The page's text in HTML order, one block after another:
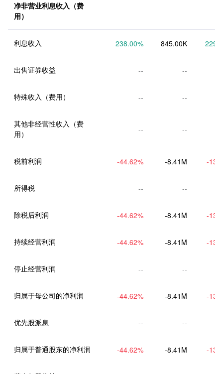
净非营业利息收入（费
用）
利息收入 238.00% 845.00K
出售证券收益 -- --
特殊收入（费用） -- --
其他非经营性收入（费
用）
-- --
税前利润 -44.62% -8.41M -
所得税 -- --
除税后利润 -44.62% -8.41M -
持续经营利润 -44.62% -8.41M -
停止经营利润 -- --
归属于母公司的净利润 -44.62% -8.41M -
优先股派息 -- --
归属于普通股东的净利润 -44.62% -8.41M -